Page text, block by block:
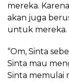
mereka.
akan juga
untuk mereka.
“Om, Sinta
Sinta mau
Sinta memulai